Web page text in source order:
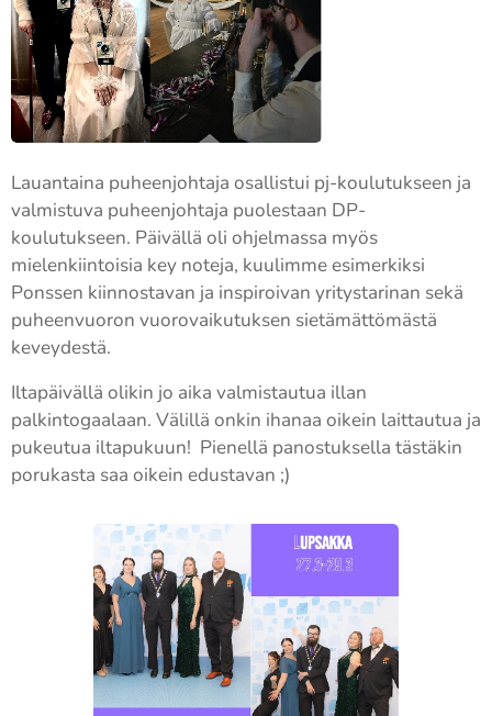
Lauantaina puheenjohtaja osallistui pj-koulutukseen ja
valmistuva puheenjohtaja puolestaan DP-
koulutukseen. Päivällä oli ohjelmassa myös
mielenkiintoisia key noteja, kuulimme esimerkiksi
Ponssen kiinnostavan ja inspiroivan yritystarinan sekä
puheenvuoron vuorovaikutuksen sietämättömästä
keveydestä.
Iltapäivällä olikin jo aika valmistautua illan
palkintogaalaan. Välillä onkin ihanaa oikein laittautua ja
pukeutua iltapukuun! Pienellä panostuksella tästäkin
porukasta saa oikein edustavan ;)